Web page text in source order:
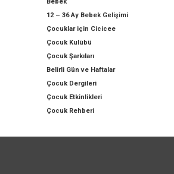
Bebek
12 – 36 Ay Bebek Gelişimi
Çocuklar için Cicicee
Çocuk Kulübü
Çocuk Şarkıları
Belirli Gün ve Haftalar
Çocuk Dergileri
Çocuk Etkinlikleri
Çocuk Rehberi